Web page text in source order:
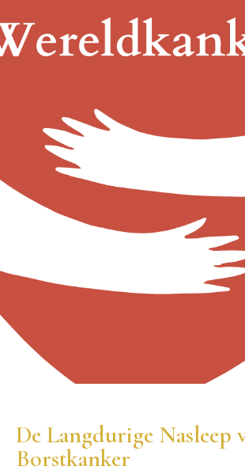
De Langdurige Nasleep
Borstkanker